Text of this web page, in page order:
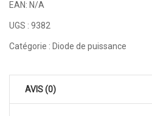
EAN: N/A
UGS : 9382
Catégorie : Diode de puissance
AVIS (0)